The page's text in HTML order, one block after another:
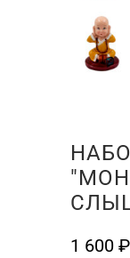
1 600 ₽